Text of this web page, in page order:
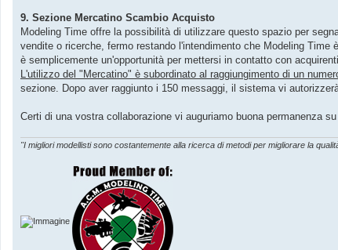
9. Sezione Mercatino Scambio Acquisto
Modeling Time offre la possibilità di utilizzare questo spazio per
vendite o ricerche, fermo restando l'intendimento che Modeling
è semplicemente un'opportunità per mettersi in contatto con
L'utilizzo del "Mercatino" è subordinato al raggiungimento di un
sezione. Dopo aver raggiunto i 150 messaggi, il sistema vi
Certi di una vostra collaborazione vi auguriamo buona permanenza
"I migliori modellisti sono costantemente alla ricerca di metodi per migliorare la